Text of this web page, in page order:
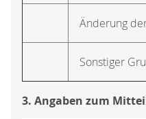
Änderung
Sonstiger
3. Angaben zum